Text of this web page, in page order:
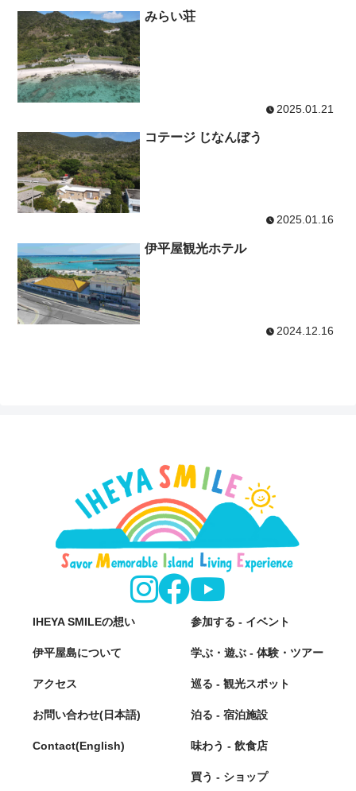
みらい荘
2025.01.21
コテージ じなんぼう
2025.01.16
伊平屋観光ホテル
2024.12.16
IHEYA SMILEの想い
伊平屋島について
アクセス
お問い合わせ(日本語)
Contact(English)
参加する - イベント
学ぶ・遊ぶ - 体験・ツアー
巡る - 観光スポット
泊る - 宿泊施設
味わう - 飲食店
買う - ショップ